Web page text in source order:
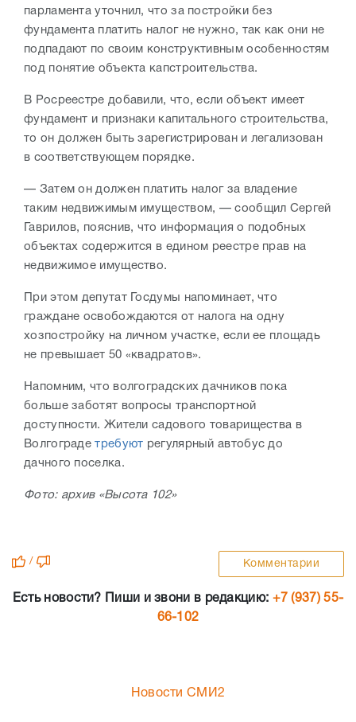
парламента уточнил, что за постройки без
фундамента платить налог не нужно, так как они не
подпадают по своим конструктивным особенностям
под понятие объекта капстроительства.
В Росреестре добавили, что, если объект имеет
фундамент и признаки капитального строительства,
то он должен быть зарегистрирован и легализован
в соответствующем порядке.
— Затем он должен платить налог за владение
таким недвижимым имуществом, — сообщил Сергей
Гаврилов, пояснив, что информация о подобных
объектах содержится в едином реестре прав на
недвижимое имущество.
При этом депутат Госдумы напоминает, что
граждане освобождаются от налога на одну
хозпостройку на личном участке, если ее площадь
не превышает 50 «квадратов».
Напомним, что волгоградских дачников пока
больше заботят вопросы транспортной
доступности. Жители садового товарищества в
Волгоградетребуют регулярный автобус до
дачного поселка.
Фото: архив «Высота 102»
/ Комментарии
Есть новости? Пиши и звони в редакцию: +7 (937) 55-
66-102
Новости СМИ2